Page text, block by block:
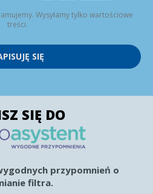
Wysyłamy tylko wartościowe
treści.
SIĘ
SIĘ DO
przypomnień o
filtra.